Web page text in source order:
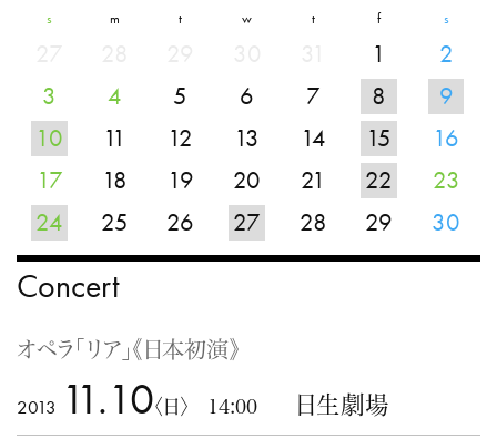
s m t w t f s
1
2
3
4 5 6 7 8
9
10
11 12 13 14 15
16
17
18 19 20 21 22
23
24
25 26 27 28 29 30
Concert
オペラ「リア」《日本初演》
2013 11.10〈日〉 14:00 日生劇場